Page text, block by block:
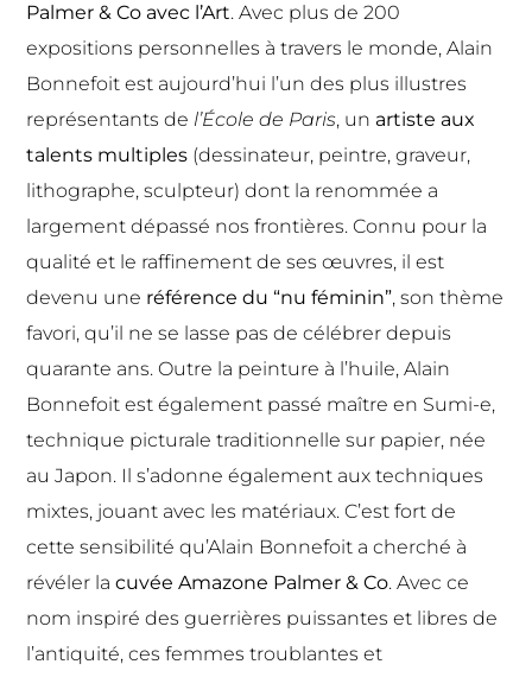
Palmer & Co avec l’Art. Avec plus de 200
expositions personnelles à travers le monde, Alain
Bonnefoit est aujourd’hui l’un des plus illustres
représentants de l’École de Paris, un artiste aux
talents multiples (dessinateur, peintre, graveur,
lithographe, sculpteur) dont la renommée a
largement dépassé nos frontières. Connu pour la
qualité et le raffinement de ses œuvres, il est
devenu une référence du “nu féminin”, son thème
favori, qu’il ne se lasse pas de célébrer depuis
quarante ans. Outre la peinture à l’huile, Alain
Bonnefoit est également passé maître en Sumi-e,
technique picturale traditionnelle sur papier, née
au Japon. Il s’adonne également aux techniques
mixtes, jouant avec les matériaux. C’est fort de
cette sensibilité qu’Alain Bonnefoit a cherché à
révéler lacuvéeAmazone Palmer & Co. Avec ce
nom inspiré des guerrières puissantes et libres de
l’antiquité, ces femmes troublantes et